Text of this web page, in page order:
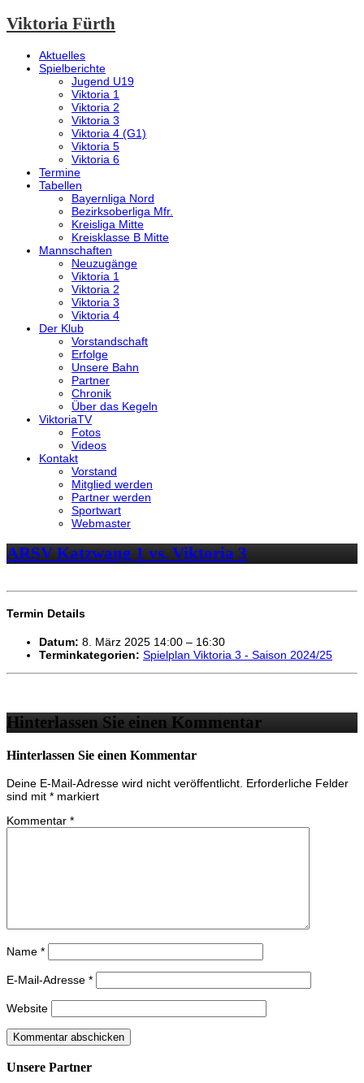
Viktoria Fürth
Aktuelles
Spielberichte
Jugend U19
Viktoria 1
Viktoria 2
Viktoria 3
Viktoria 4 (G1)
Viktoria 5
Viktoria 6
Termine
Tabellen
Bayernliga Nord
Bezirksoberliga Mfr.
Kreisliga Mitte
Kreisklasse B Mitte
Mannschaften
Neuzugänge
Viktoria 1
Viktoria 2
Viktoria 3
Viktoria 4
Der Klub
Vorstandschaft
Erfolge
Unsere Bahn
Partner
Chronik
Über das Kegeln
ViktoriaTV
Fotos
Videos
Kontakt
Vorstand
Mitglied werden
Partner werden
Sportwart
Webmaster
ARSV Katzwang 1 vs. Viktoria 3
Termin Details
Datum: 8. März 2025 14:00 – 16:30
Terminkategorien: Spielplan Viktoria 3 - Saison 2024/25
Hinterlassen Sie einen Kommentar
Hinterlassen Sie einen Kommentar
Deine E-Mail-Adresse wird nicht veröffentlicht. Erforderliche Felder
sind mit * markiert
Kommentar *
Name *
E-Mail-Adresse *
Website
Unsere Partner